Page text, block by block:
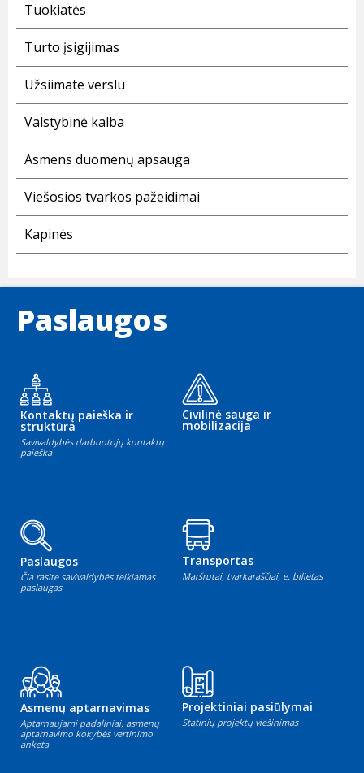
Tuokiatės
Turto įsigijimas
Užsiimate verslu
Valstybinė kalba
Asmens duomenų apsauga
Viešosios tvarkos pažeidimai
Kapinės
Paslaugos
Kontaktų paieška ir
struktūra
Savivaldybės darbuotojų kontaktų
paieška
Civilinė sauga ir
mobilizacija
Paslaugos
Čia rasite savivaldybės teikiamas
paslaugas
Transportas
Maršrutai, tvarkaraščiai, e. bilietas
Asmenų aptarnavimas
Aptarnaujami padaliniai, asmenų
aptarnavimo kokybės vertinimo
anketa
Projektiniai pasiūlymai
Statinių projektų viešinimas